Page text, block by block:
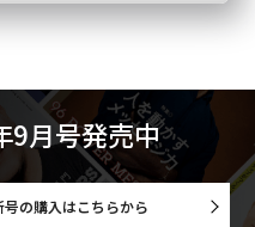
9月号発売中
号の購入はこちらから